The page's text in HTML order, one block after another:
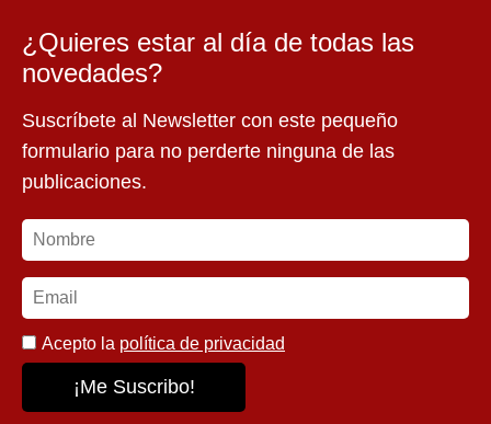
¿Quieres estar al día de todas las
novedades?
Suscríbete al Newsletter con este pequeño
formulario para no perderte ninguna de las
publicaciones.
Acepto la política de privacidad